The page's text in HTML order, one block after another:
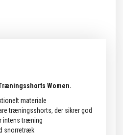
Women.
materiale
træningsshorts, der sikrer god
intens træning
snorretræk